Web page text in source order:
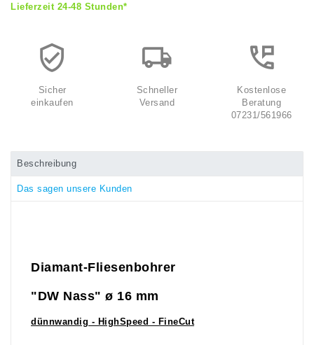
Lieferzeit 24-48 Stunden*
Sicher
einkaufen
Schneller
Versand
Kostenlose
Beratung
07231/561966
Beschreibung
Das sagen unsere Kunden
Diamant-Fliesenbohrer
"DW Nass" ø 16 mm
dünnwandig - HighSpeed - FineCut